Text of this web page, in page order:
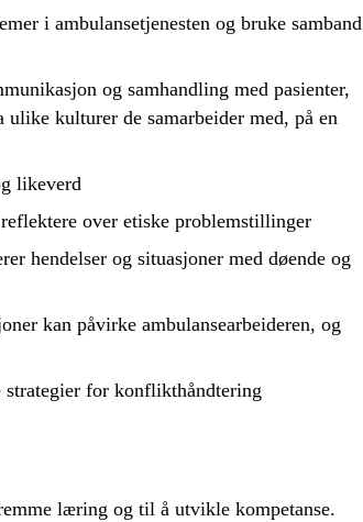
i ambulansetjenesten og brukesamband
og samhandling med pasienter,
kulturer de samarbeider med, på en
likeverd
reflektereover etiske problemstillinger
hendelser og situasjoner med døende og
kan påvirke ambulansearbeideren, og
for konflikthåndtering
læring og til å utvikle kompetanse.